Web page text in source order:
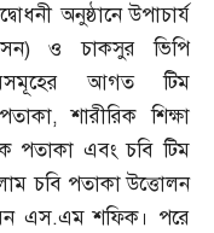
অনুষ্ঠানে উপাচার্য
) ও চাকসুর ভিপি
আগত টিম
,শারীরিক শিক্ষা
পতাকা এবং চবি টিম
চবি পতাকা উত্তোলন
এস.এম শফিক। পরে